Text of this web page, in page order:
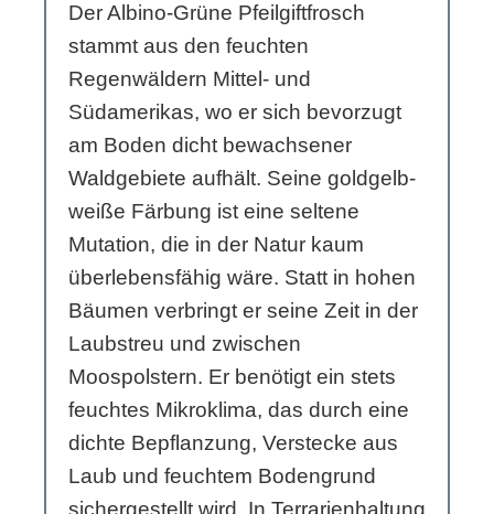
Der Albino-Grüne Pfeilgiftfrosch
stammt aus den feuchten
Regenwäldern Mittel- und
Südamerikas, wo er sich bevorzugt
am Boden dicht bewachsener
Waldgebiete aufhält. Seine goldgelb-
weiße Färbung ist eine seltene
Mutation, die in der Natur kaum
überlebensfähig wäre. Statt in hohen
Bäumen verbringt er seine Zeit in der
Laubstreu und zwischen
Moospolstern. Er benötigt ein stets
feuchtes Mikroklima, das durch eine
dichte Bepflanzung, Verstecke aus
Laub und feuchtem Bodengrund
sichergestellt wird. In Terrarienhaltung